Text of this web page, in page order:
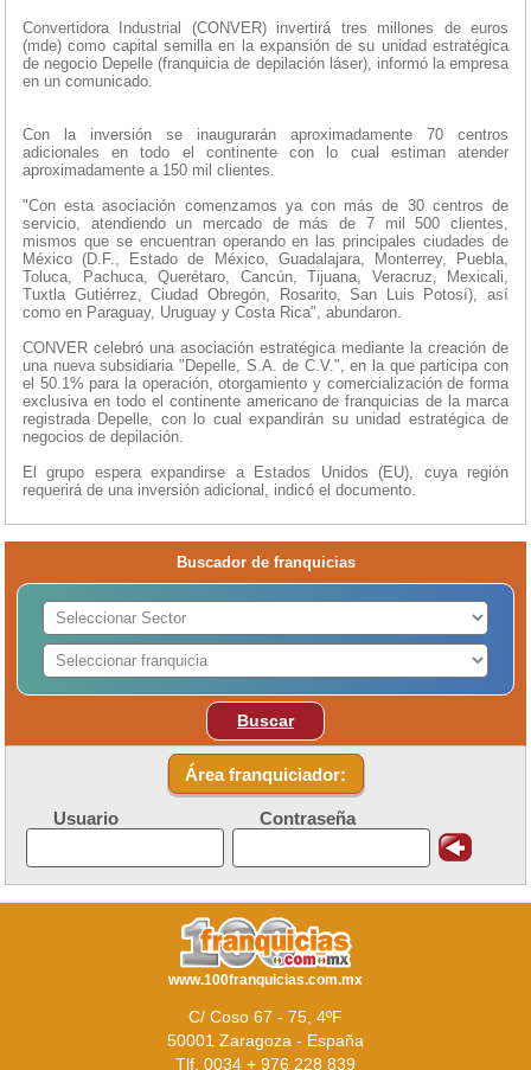
Convertidora Industrial (CONVER) invertirá tres millones de euros
(mde) como capital semilla en la expansión de su unidad estratégica
de negocio Depelle (franquicia de depilación láser), informó la empresa
en un comunicado.
Con la inversión se inaugurarán aproximadamente 70 centros
adicionales en todo el continente con lo cual estiman atender
aproximadamente a 150 mil clientes.
"Con esta asociación comenzamos ya con más de 30 centros de
servicio, atendiendo un mercado de más de 7 mil 500 clientes,
mismos que se encuentran operando en las principales ciudades de
México (D.F., Estado de México, Guadalajara, Monterrey, Puebla,
Toluca, Pachuca, Querétaro, Cancún, Tijuana, Veracruz, Mexicali,
Tuxtla Gutiérrez, Ciudad Obregón, Rosarito, San Luis Potosí), así
como en Paraguay, Uruguay y Costa Rica", abundaron.
CONVER celebró una asociación estratégica mediante la creación de
una nueva subsidiaria "Depelle, S.A. de C.V.", en la que participa con
el 50.1% para la operación, otorgamiento y comercialización de forma
exclusiva en todo el continente americano de franquicias de la marca
registrada Depelle, con lo cual expandirán su unidad estratégica de
negocios de depilación.
El grupo espera expandirse a Estados Unidos (EU), cuya región
requerirá de una inversión adicional, indicó el documento.
Buscador de franquicias
Buscar
Área franquiciador:
Usuario Contraseña
www.100franquicias.com.mx
C/ Coso 67 - 75, 4ºF
50001 Zaragoza - España
Tlf. 0034 + 976 228 839